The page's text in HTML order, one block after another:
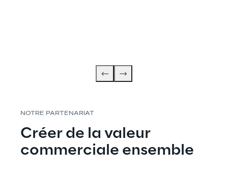
NOTRE PARTENARIAT
Créer de la valeur
commerciale ensemble